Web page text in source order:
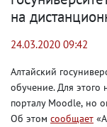
на
24.03.2020 09:42
Алтайский
обучение. Для этого
порталу Moodle, но
Об этом сообщает